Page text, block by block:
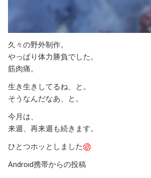
久々の野外制作。
やっぱり体力勝負でした。
筋肉痛。
生き生きしてるね、と。
そうなんだなあ、と。
今月は、
来週、再来週も続きます。
ひとつホッとしました
Android携帯からの投稿